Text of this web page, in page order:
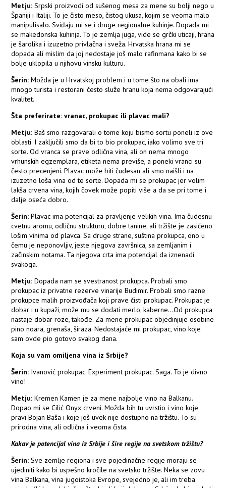
Metju: Srpski proizvodi od sušenog mesa za mene su bolji nego u
Španiji i Italiji. To je čisto meso, čistog ukusa, kojim se veoma malo
manipulisalo. Sviđaju mi se i druge regionalne kuhinje. Dopada mi
se makedonska kuhinja. To je zemlja juga, vide se grčki uticaji, hrana
je šarolika i izuzetno privlačna i sveža. Hrvatska hrana mi se
dopada ali mislim da joj nedostaje još malo rafinmana kako bi se
bolje uklopila u njihovu vinsku kulturu.
Šerin: Možda je u Hrvatskoj problem i u tome što na obali ima
mnogo turista i restorani često služe hranu koja nema odgovarajući
kvalitet.
Šta preferirate: vranac, prokupac ili plavac mali?
Metju: Baš smo razgovarali o tome koju bismo sortu poneli iz ove
oblasti. I zaključili smo da bi to bio prokupac, iako volimo sve tri
sorte. Od vranca se prave odlična vina, ali on nema mnogo
vrhunskih egzemplara, etiketa nema previše, a poneki vranci su
često precenjeni. Plavac može biti čudesan ali smo naišli i na
izuzetno loša vina od te sorte. Dopada mi se prokupac jer volim
lakša crvena vina, kojih čovek može popiti više a da se pri tome i
dalje oseća dobro.
Šerin: Plavac ima potencijal za pravljenje velikih vina. Ima čudesnu
cvetnu aromu, odličnu strukturu, dobre tanine, ali tržište je zasićeno
lošim vinima od plavca. Sa druge strane, suština prokupca, ono u
čemu je neponovljiv, jeste njegova završnica, sa zemljanim i
začinskim notama. Ta njegova crta ima potencijal da iznenadi
svakoga.
Metju: Dopada nam se svestranost prokupca. Probali smo
prokupac iz privatne rezerve vinarije Budimir. Probali smo razne
prokupce malih proizvođača koji prave čisti prokupac. Prokupac je
dobar i u kupaži, može mu se dodati merlo, kaberne...Od prokupca
nastaje dobar roze, takođe. Za mene prokupac objedinjuje osobine
pino noara, grenaša, širaza. Nedostajaće mi prokupac, vino koje
sam ovde pio gotovo svakog dana.
Koja su vam omiljena vina iz Srbije?
Šerin: Ivanović prokupac. Experiment prokupac. Saga. To je divno
vino!
Metju: Kremen Kamen je za mene najbolje vino na Balkanu.
Dopao mi se Cilić Onyx crveni. Možda bih tu uvrstio i vino koje
pravi Bojan Baša i koje još uvek nije dostupno na tržištu. To su
prirodna vina, ali odlična i veoma čista.
Kakav je potencijal vina iz Srbije i šire regije na svetskom tržištu?
Šerin: Sve zemlje regiona i sve pojedinačne regije moraju se
ujediniti kako bi uspešno kročile na svetsko tržište. Neka se zovu
vina Balkana, vina jugoistoka Evrope, svejedno je, ali im treba